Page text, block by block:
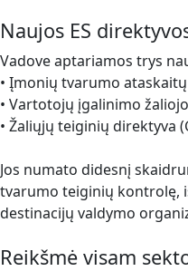
Naujos ES
Vadove aptariamos trys
• Įmonių tvarumo
• Vartotojų įgalinimo
• Žaliųjų teiginių direktyva
Jos numato didesnį
tvarumo teiginių kontrolę,
destinacijų valdymo
Reikšmė visam